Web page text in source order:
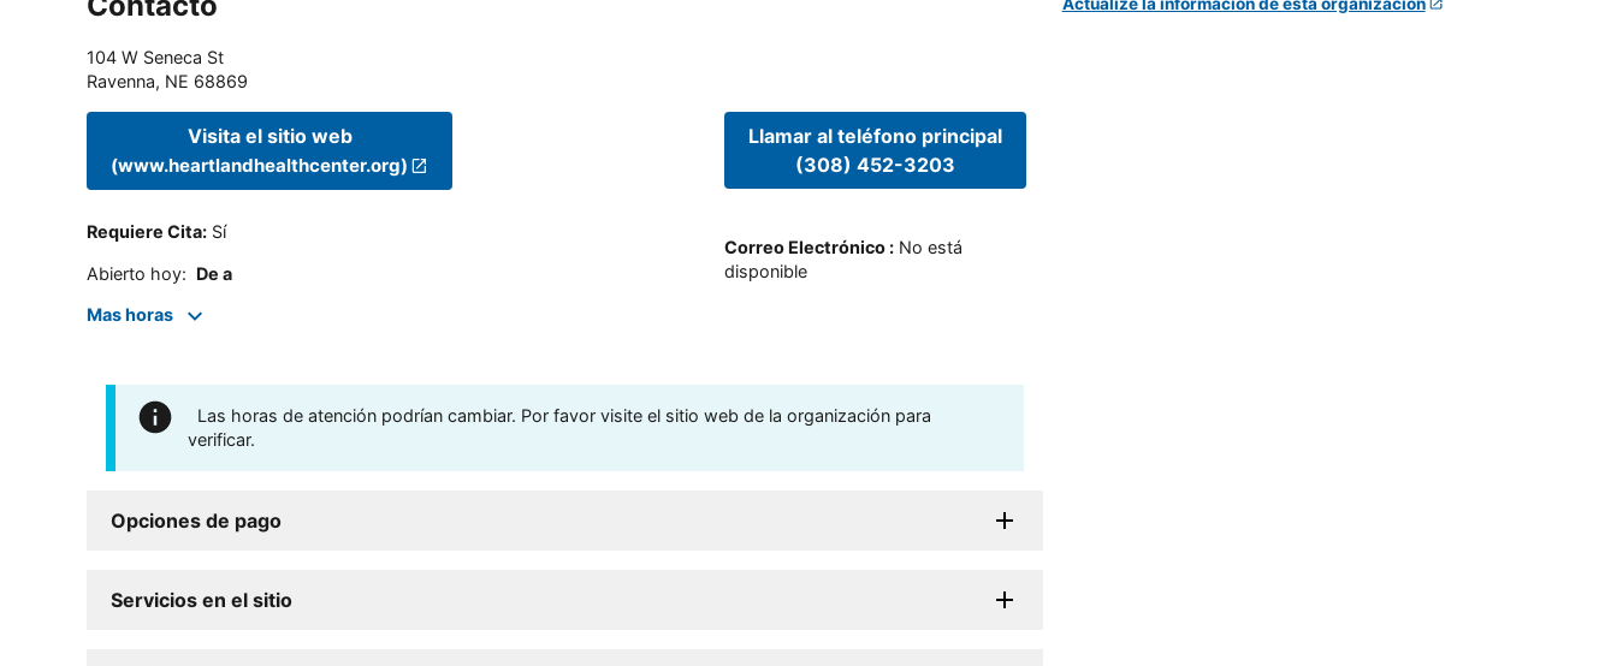
104 W Seneca St
Ravenna, NE 68869
Visita el sitio web
(www.heartlandhealthcenter.org)
Requiere Cita: Sí
Abierto hoy: De a
Mas horas
Llamar al teléfono principal
(308) 452-3203
Correo Electrónico: No está
disponible
Las horas de atención podrían cambiar. Por favor visite el sitio web de la organización para
verificar.
Opciones de pago
Servicios en el sitio